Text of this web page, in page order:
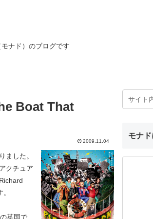
ナド）のブログです
Boat That
2009.11.04
ました。
クチュア
英国で、
モナ